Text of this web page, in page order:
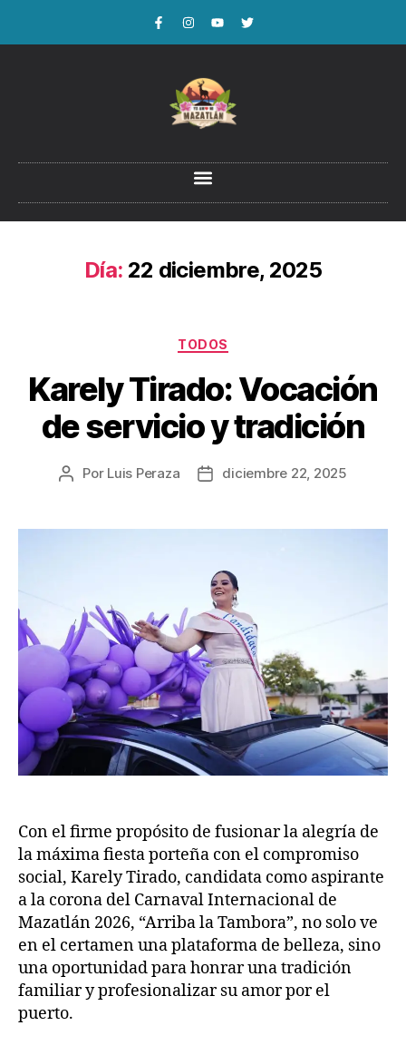
Día: 22 diciembre, 2025
TODOS
Karely Tirado: Vocación
de servicio y tradición
Por Luis Peraza diciembre 22, 2025
Con el firme propósito de fusionar la alegría de
la máxima fiesta porteña con el compromiso
social, Karely Tirado, candidata como aspirante
a la corona del Carnaval Internacional de
Mazatlán 2026, “Arriba la Tambora”, no solo ve
en el certamen una plataforma de belleza, sino
una oportunidad para honrar una tradición
familiar y profesionalizar su amor por el
puerto.